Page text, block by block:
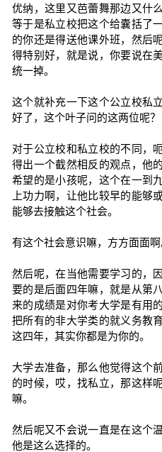
优纳，这里又芭蕾舞那边又什
等于是私立校把这个给囊括了
的你还是得送他课外班，然后
得特别好，就是说，你要说在
统一掉。
这个就补充一下这个公立校私
好了，这个叶子问的这两位呢？
对于公立校和私立校的不同，
得出一个截然相反的观点，他
希望的是小孩呢，这个在一到
上功力啊，让他比较早的能够
能够去接触这个社会。
有这个社会意识嘛，方方面面啊
然后呢，在当他需要学习的，
要的是后面四年嘛，就是从第
来的成绩是对你考大学是有用
把所有的非大学类的就义务教
这四年，其实你都是为你的。
大学去准备，那么他觉得这个
的时候，哎，找私立，那这样
嘛。
然后呢又不会说一直是在这个
他是这么选择的。